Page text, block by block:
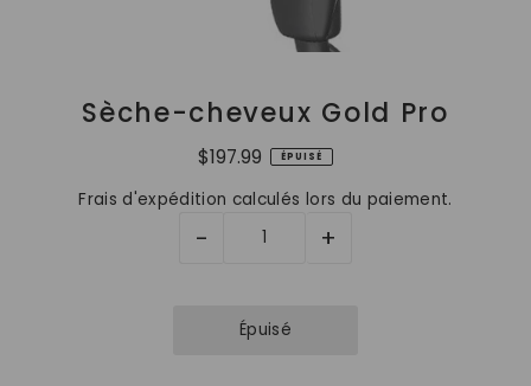
Sèche-cheveux Gold Pro
$197.99 ÉPUISÉ
Frais d'expédition calculés lors du paiement.
- +